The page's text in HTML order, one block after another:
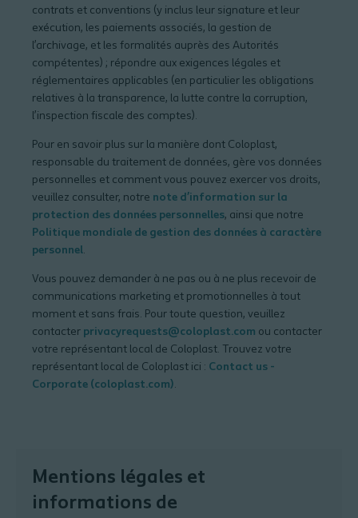
contrats et conventions (y inclus leur signature et leur
exécution, les paiements associés, la gestion de
l’archivage, et les formalités auprès des Autorités
compétentes) ; répondre aux exigences légales et
réglementaires applicables (en particulier les obligations
relatives à la transparence, la lutte contre la corruption,
l’inspection fiscale des comptes).
Pour en savoir plus sur la manière dont Coloplast,
responsable du traitement de données, gère vos données
personnelles et comment vous pouvez exercer vos droits,
veuillez consulter, notre note d’information sur la
protection des données personnelles, ainsi que notre
Politique mondiale de gestion des données à caractère
personnel.
Vous pouvez demander à ne pas ou à ne plus recevoir de
communications marketing et promotionnelles à tout
moment et sans frais. Pour toute question, veuillez
contacter privacyrequests@coloplast.com ou contacter
votre représentant local de Coloplast. Trouvez votre
représentant local de Coloplast ici : Contact us -
Corporate (coloplast.com).
Mentions légales et
informations de